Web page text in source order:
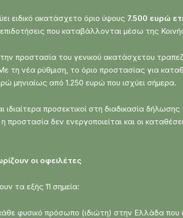
ειδικό ακατάσχετο όριο ύψους 7.500 ευρώ
επιδοτήσεις που καταβάλλονται μέσω της
προστασία του γενικού ακατάσχετου
νέα ρύθμιση, το όριο προστασίας για
μηνιαίως από 1.250 ευρώ που ισχύει σήμερα.
ιδιαίτερα προσεκτικοί στη διαδικασία
δεν ενεργοποιείται και οι
οι οφειλέτες
τα εξής 11 σημεία:
φυσικό πρόσωπο (ιδιώτη) στην Ελλάδα που